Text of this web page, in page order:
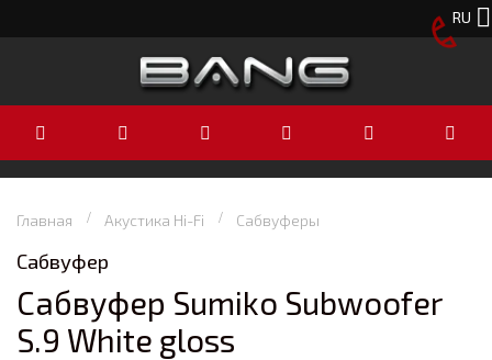
RU
Главная Акустика Hi-Fi Сабвуферы
Сабвуфер
Сабвуфер Sumiko Subwoofer
S.9 White gloss